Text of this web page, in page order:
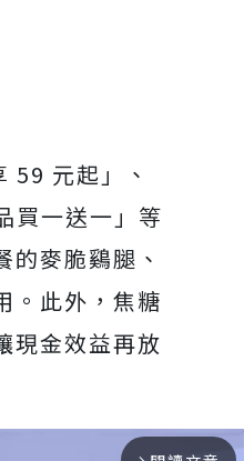
59 元起」、
買一送一」等
麥脆鷄腿、
。此外，焦糖
現金效益再放